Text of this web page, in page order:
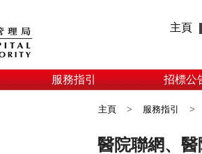
主頁
服務指引 招標公
主頁 > 服務指引 >